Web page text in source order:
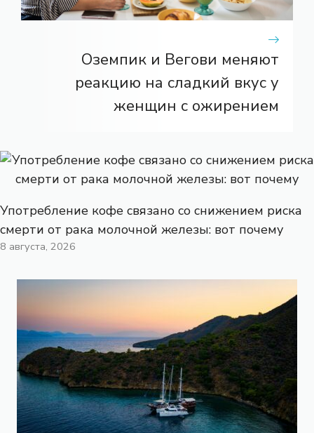
Оземпик и Вегови меняют
реакцию на сладкий вкус у
женщин с ожирением
Употребление кофе связано со снижением риска
смерти от рака молочной железы: вот почему
8 августа, 2026